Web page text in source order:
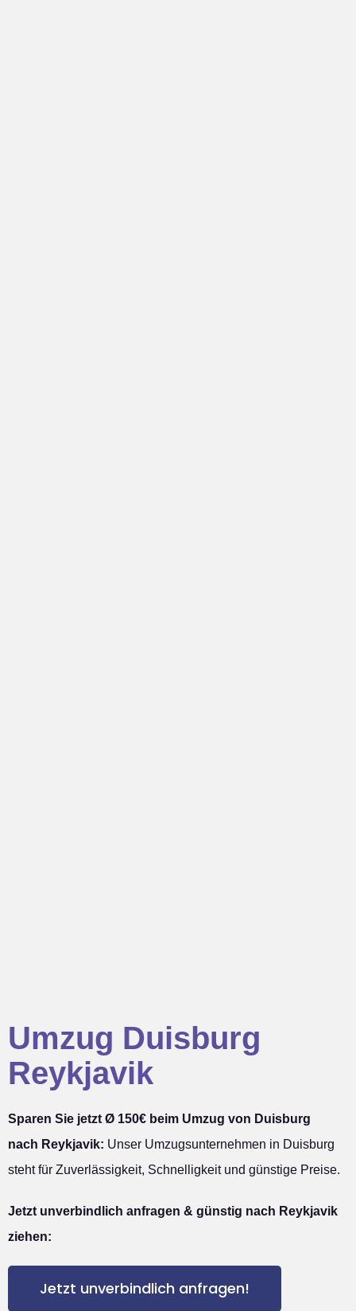
Umzug Duisburg
Reykjavik
Sparen Sie jetzt Ø 150€ beim Umzug von Duisburg
nach Reykjavik: Unser Umzugsunternehmen in Duisburg
steht für Zuverlässigkeit, Schnelligkeit und günstige Preise.
Jetzt unverbindlich anfragen & günstig nach Reykjavik
ziehen:
Jetzt unverbindlich anfragen!